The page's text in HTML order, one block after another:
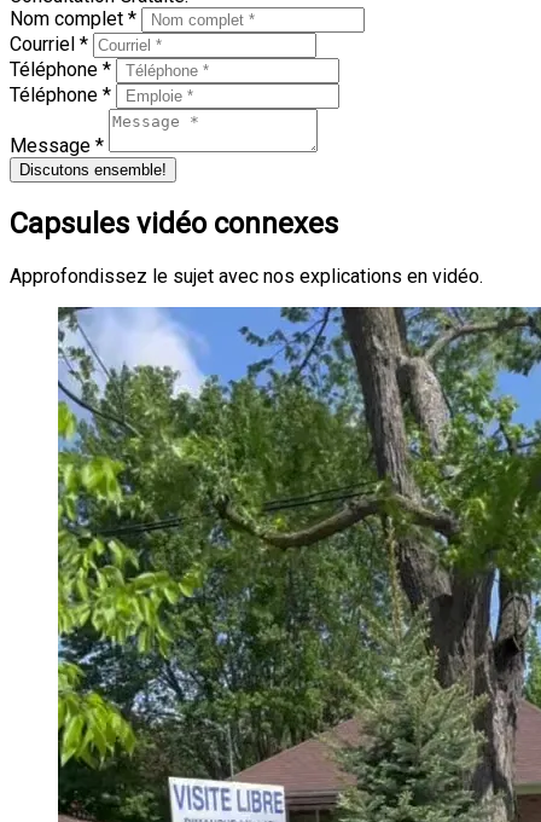
Nom complet *
Courriel *
Téléphone *
Téléphone *
Message *
Discutons ensemble!
Capsules vidéo connexes
Approfondissez le sujet avec nos explications en vidéo.